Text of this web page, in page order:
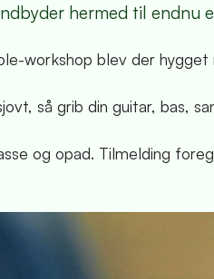
hermed til endnu
workshop blev der
så grib din guitar, bas,
og opad. Tilmelding